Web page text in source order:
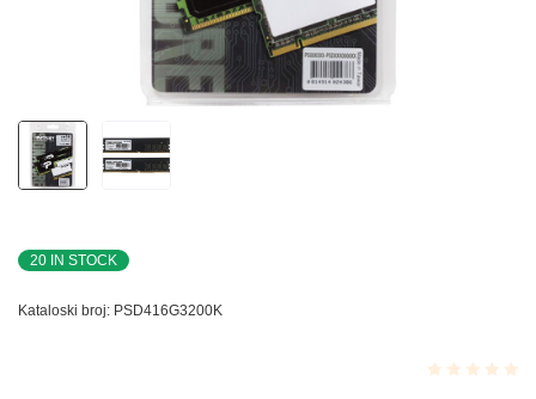
20 IN STOCK
Kataloski broj: PSD416G3200K